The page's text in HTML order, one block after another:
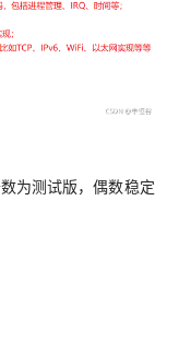
为测试版，偶数稳定